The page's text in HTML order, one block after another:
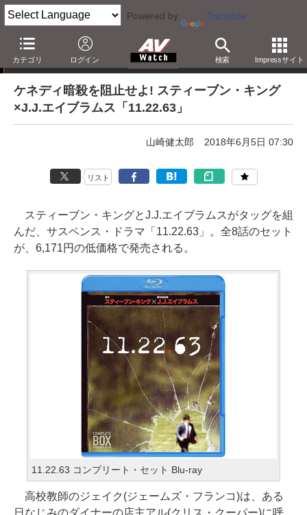
Powered by Translate
カテゴリ ログイン 検索 Impressサイト
「Blu-ray発売日一覧」の更新情報
ケネディ暗殺を阻止せよ! スティーブン・キング
×J.J.エイブラムス「11.22.63」
山崎健太郎 2018年6月5日 07:30
リスト
スティーブン・キングとJ.J.エイブラムスがタッグを組
んだ、サスペンス・ドラマ「11.22.63」。全8話のセット
が、6,171円の低価格で発売される。
11.22.63 コンプリート・セット Blu-ray
高校教師のジェイク(ジェームズ・フランコ)は、ある
日なじみのダイナーの店主アル(クリス・クーパー)に呼